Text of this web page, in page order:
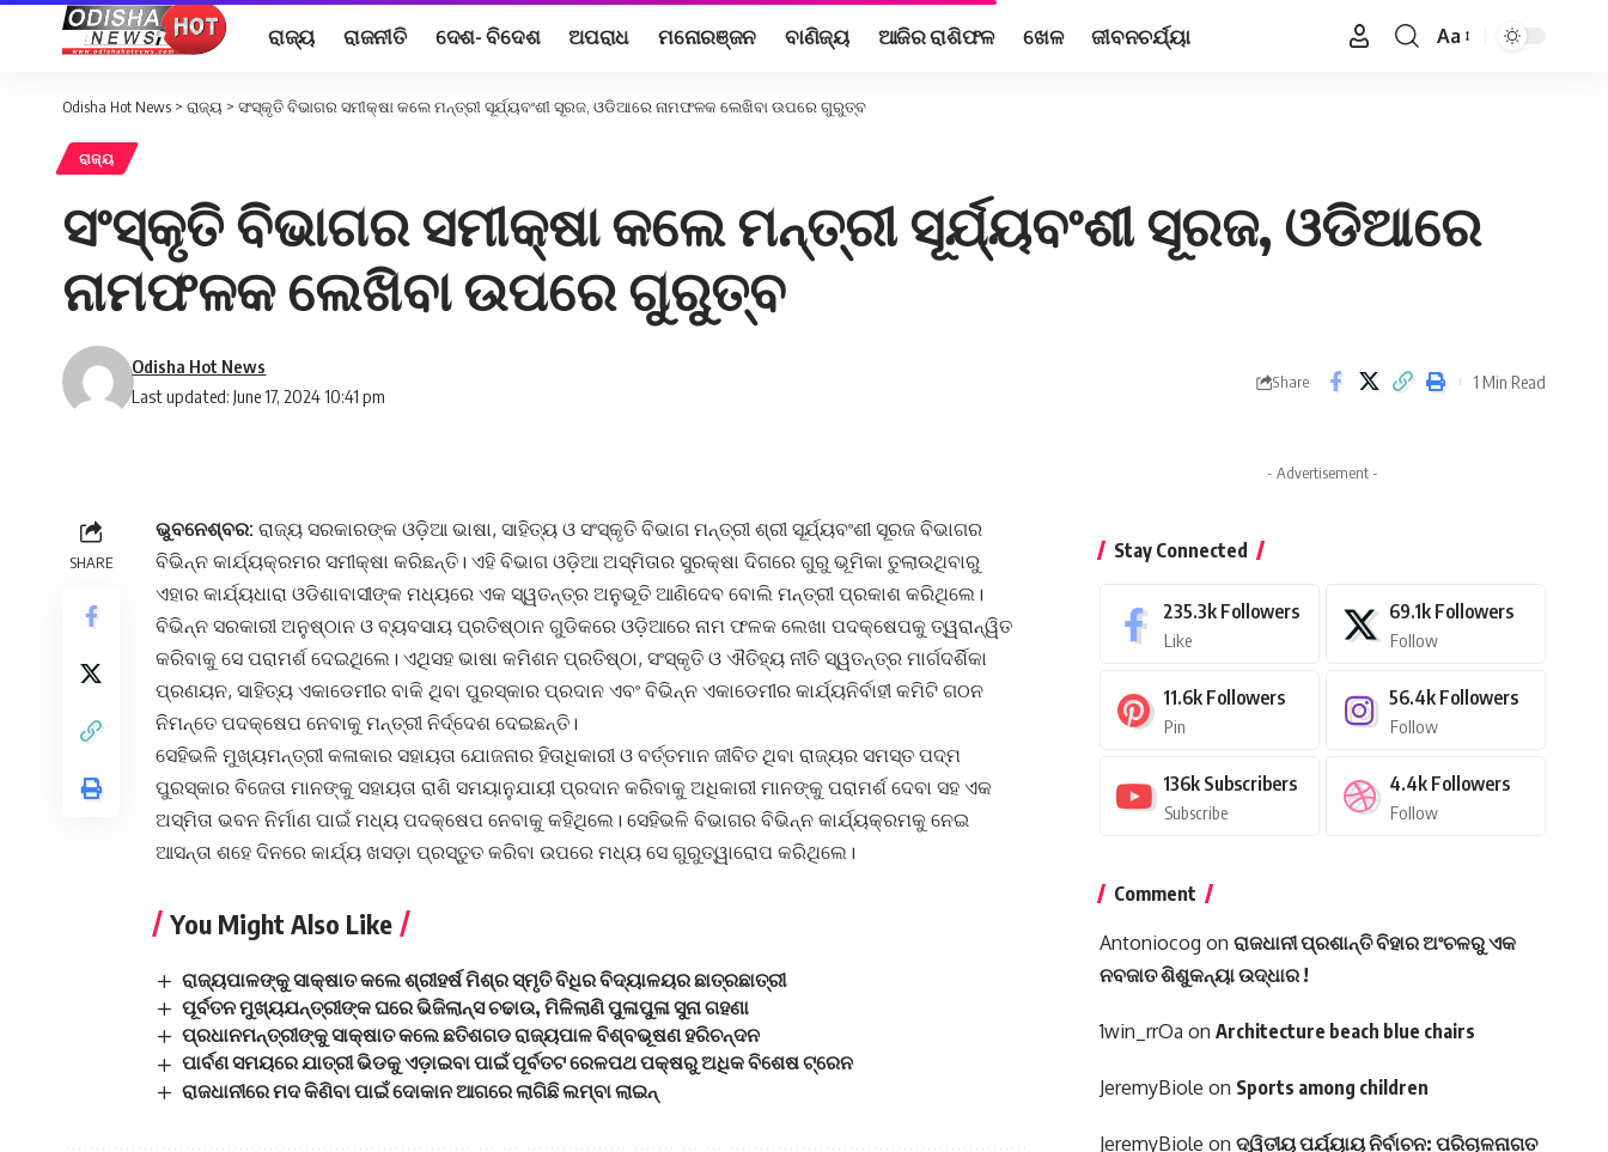
ରାଜ୍ୟ ରାଜନୀତି ଦେଶ- ବିଦେଶ ଅପରାଧ ମନୋରଞ୍ଜନ ବାଣିଜ୍ୟ ଆଜିର ରାଶିଫଳ ଖେଳ ଜୀବନଚର୍ଯ୍ୟା
Font
Aa
Odisha Hot News > ରାଜ୍ୟ > ସଂସ୍କୃତି ବିଭାଗର ସମୀକ୍ଷା କଲେ ମନ୍ତ୍ରୀ ସୂର୍ଯ୍ୟବଂଶୀ ସୂରଜ, ଓଡିଆରେ ନାମଫଳକ ଲେଖିବା ଉପରେ ଗୁରୁତ୍ବ
ରାଜ୍ୟ
ସଂସ୍କୃତି ବିଭାଗର ସମୀକ୍ଷା କଲେ ମନ୍ତ୍ରୀ ସୂର୍ଯ୍ୟବଂଶୀ ସୂରଜ, ଓଡିଆରେ
ନାମଫଳକ ଲେଖିବା ଉପରେ ଗୁରୁତ୍ବ
Last updated: June 17, 2024 10:41 pm
Odisha Hot News
Share 1 Min Read
SHARE
ଭୁବନେଶ୍ବର: ରାଜ୍ୟ ସରକାରଙ୍କ ଓଡ଼ିଆ ଭାଷା, ସାହିତ୍ୟ ଓ ସଂସ୍କୃତି ବିଭାଗ ମନ୍ତ୍ରୀ ଶ୍ରୀ ସୂର୍ଯ୍ୟବଂଶୀ ସୂରଜ ବିଭାଗର
ବିଭିନ୍ନ କାର୍ଯ୍ୟକ୍ରମର ସମୀକ୍ଷା କରିଛନ୍ତି। ଏହି ବିଭାଗ ଓଡ଼ିଆ ଅସ୍ମିତାର ସୁରକ୍ଷା ଦିଗରେ ଗୁରୁ ଭୂମିକା ତୁଲାଉଥିବାରୁ
ଏହାର କାର୍ଯ୍ୟଧାରା ଓଡିଶାବାସୀଙ୍କ ମଧ୍ୟରେ ଏକ ସ୍ୱତନ୍ତ୍ର ଅନୁଭୂତି ଆଣିଦେବ ବୋଲି ମନ୍ତ୍ରୀ ପ୍ରକାଶ କରିଥିଲେ।
ବିଭିନ୍ନ ସରକାରୀ ଅନୁଷ୍ଠାନ ଓ ବ୍ୟବସାୟ ପ୍ରତିଷ୍ଠାନ ଗୁଡିକରେ ଓଡ଼ିଆରେ ନାମ ଫଳକ ଲେଖା ପଦକ୍ଷେପକୁ ତ୍ୱରାନ୍ୱିତ
କରିବାକୁ ସେ ପରାମର୍ଶ ଦେଇଥିଲେ। ଏଥିସହ ଭାଷା କମିଶନ ପ୍ରତିଷ୍ଠା, ସଂସ୍କୃତି ଓ ଐତିହ୍ୟ ନୀତି ସ୍ୱତନ୍ତ୍ର ମାର୍ଗଦର୍ଶିକା
ପ୍ରଣୟନ, ସାହିତ୍ୟ ଏକାଡେମୀର ବାକି ଥିବା ପୁରସ୍କାର ପ୍ରଦାନ ଏବଂ ବିଭିନ୍ନ ଏକାଡେମୀର କାର୍ଯ୍ୟନିର୍ବାହୀ କମିଟି ଗଠନ
ନିମନ୍ତେ ପଦକ୍ଷେପ ନେବାକୁ ମନ୍ତ୍ରୀ ନିର୍ଦ୍ଦେଶ ଦେଇଛନ୍ତି।
ସେହିଭଳି ମୁଖ୍ୟମନ୍ତ୍ରୀ କଳାକାର ସହାୟତା ଯୋଜନାର ହିତାଧିକାରୀ ଓ ବର୍ତ୍ତମାନ ଜୀବିତ ଥିବା ରାଜ୍ୟର ସମସ୍ତ ପଦ୍ମ
ପୁରସ୍କାର ବିଜେତା ମାନଙ୍କୁ ସହାୟତା ରାଶି ସମୟାନୁଯାୟୀ ପ୍ରଦାନ କରିବାକୁ ଅଧିକାରୀ ମାନଙ୍କୁ ପରାମର୍ଶ ଦେବା ସହ ଏକ
ଅସ୍ମିତା ଭବନ ନିର୍ମାଣ ପାଇଁ ମଧ୍ୟ ପଦକ୍ଷେପ ନେବାକୁ କହିଥିଲେ। ସେହିଭଳି ବିଭାଗର ବିଭିନ୍ନ କାର୍ଯ୍ୟକ୍ରମକୁ ନେଇ
ଆସନ୍ତା ଶହେ ଦିନରେ କାର୍ଯ୍ୟ ଖସଡ଼ା ପ୍ରସ୍ତୁତ କରିବା ଉପରେ ମଧ୍ୟ ସେ ଗୁରୁତ୍ୱାରୋପ କରିଥିଲେ।
You Might Also Like
ରାଜ୍ୟପାଳଙ୍କୁ ସାକ୍ଷାତ କଲେ ଶ୍ରୀହର୍ଷ ମିଶ୍ର ସ୍ମୃତି ବିଧିର ବିଦ୍ୟାଳୟର ଛାତ୍ରଛାତ୍ରୀ
ପୂର୍ବତନ ମୁଖ୍ୟଯନ୍ତ୍ରୀଙ୍କ ଘରେ ଭିଜିଲାନ୍ସ ଚଢାଉ, ମିଳିଲାଣି ପୁଳାପୁଳା ସୁନା ଗହଣା
ପ୍ରଧାନମନ୍ତ୍ରୀଙ୍କୁ ସାକ୍ଷାତ କଲେ ଛତିଶଗଡ ରାଜ୍ୟପାଳ ବିଶ୍ବଭୂଷଣ ହରିଚନ୍ଦନ
ପାର୍ବଣ ସମୟରେ ଯାତ୍ରୀ ଭିଡକୁ ଏଡ଼ାଇବା ପାଇଁ ପୂର୍ବତଟ ରେଳପଥ ପକ୍ଷରୁ ଅଧିକ ବିଶେଷ ଟ୍ରେନ
ରାଜଧାନୀରେ ମଦ କିଣିବା ପାଇଁ ଦୋକାନ ଆଗରେ ଲାଗିଛି ଲମ୍ବା ଲାଇନ୍
- Advertisement -
Stay Connected
235.3k Followers
Like
69.1k Followers
Follow
11.6k Followers
Pin
56.4k Followers
Follow
136k Subscribers
Subscribe
4.4k Followers
Follow
Comment
Antoniocog on ରାଜଧାନୀ ପ୍ରଶାନ୍ତି ବିହାର ଅଂଚଳରୁ ଏକ
ନବଜାତ ଶିଶୁକନ୍ୟା ଉଦ୍ଧାର !
1win_rrOa on Architecture beach blue chairs
JeremyBiole on Sports among children
JeremyBiole on ଦ୍ୱିତୀୟ ପର୍ଯ୍ୟାୟ ନିର୍ବାଚନ: ପରିଚାଳନାଗତ